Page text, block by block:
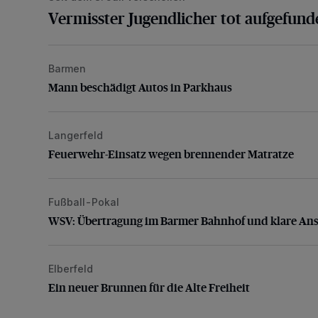
Vermisster Jugendlicher tot
Mann beschädigt Autos in Parkhaus
Barmen
Mann beschädigt Autos in Parkhaus
Feuerwehr-Einsatz wegen brennender Matratze
Langerfeld
Feuerwehr-Einsatz wegen brennender Matratze
WSV: Übertragung im Barmer Bahnhof und klare
Fußball-Pokal
WSV: Übertragung im Barmer Bahnhof und klare
Ein neuer Brunnen für die Alte Freiheit
Elberfeld
Ein neuer Brunnen für die Alte Freiheit